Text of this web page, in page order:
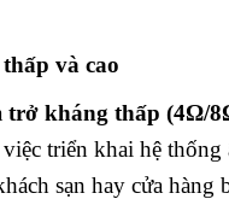
và cao
trở kháng thấp (4Ω/
triển khai hệ
sạn hay cửa hàng